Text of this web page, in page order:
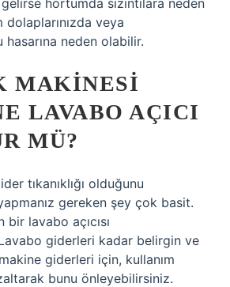
hortumda sızıntılara neden
veya
neden olabilir.
MAKINESI
LAVABO AÇICI
MÜ?
tıkanıklığı olduğunu
gereken şey çok basit.
lavabo açıcısı
giderleri kadar belirgin ve
giderleri için, kullanım
bunu önleyebilirsiniz.